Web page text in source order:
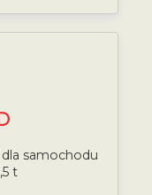
dla samochodu
t